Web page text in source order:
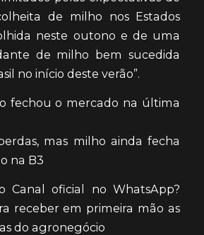
de milho nos Estados
neste outono e de uma
de milho bem sucedida
no início deste verão”.
fechou o mercado na última
mas milho ainda fecha
na B3
Canal oficial no WhatsApp?
receber em primeira mão as
do agronegócio